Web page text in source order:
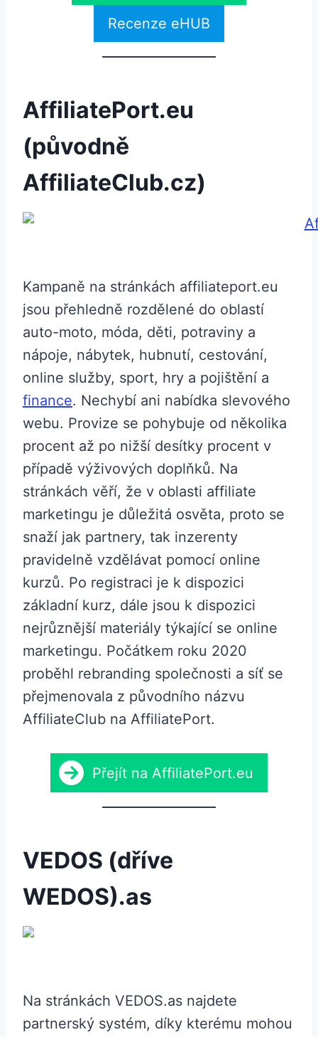
Recenze eHUB
AffiliatePort.eu
(původně
AffiliateClub.cz)
Kampaně na stránkách affiliateport.eu
jsou přehledně rozdělené do oblastí
auto-moto, móda, děti, potraviny a
nápoje, nábytek, hubnutí, cestování,
online služby, sport, hry a pojištění a
finance. Nechybí ani nabídka slevového
webu. Provize se pohybuje od několika
procent až po nižší desítky procent v
případě výživových doplňků. Na
stránkách věří, že v oblasti affiliate
marketingu je důležitá osvěta, proto se
snaží jak partnery, tak inzerenty
pravidelně vzdělávat pomocí online
kurzů. Po registraci je k dispozici
základní kurz, dále jsou k dispozici
nejrůznější materiály týkající se online
marketingu. Počátkem roku 2020
proběhl rebranding společnosti a síť se
přejmenovala z původního názvu
AffiliateClub na AffiliatePort.
Přejít na AffiliatePort.eu
VEDOS (dříve
WEDOS).as
Na stránkách VEDOS.as najdete
partnerský systém, díky kterému mohou